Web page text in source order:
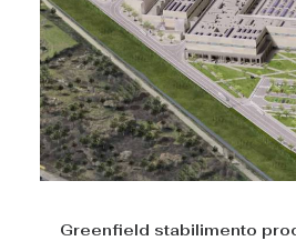
Greenfield stabilimento